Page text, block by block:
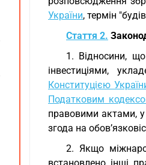
України, термін
Стаття 2.
1. Відносини,
інвестиціями,
Конституцією
Податковим
правовими актами,
згода на
2. Якщо